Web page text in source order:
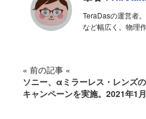
TeraDasの運営者
など幅広く。物理
« 前の記事 «
ソニー、αミラーレス・レンズ
キャンペーンを実施。2021年1